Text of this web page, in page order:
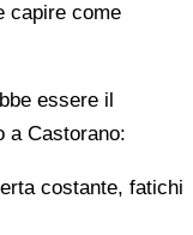
capire come
essere il
a Castorano:
costante, fatichi